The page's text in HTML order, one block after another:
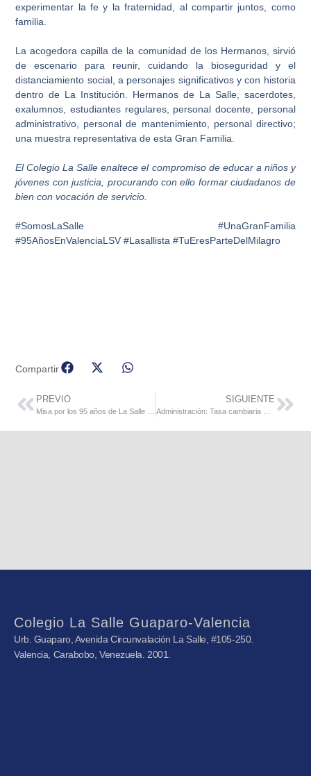
experimentar la fe y la fraternidad, al compartir juntos, como
familia.
La acogedora capilla de la comunidad de los Hermanos, sirvió
de escenario para reunir, cuidando la bioseguridad y el
distanciamiento social, a personajes significativos y con historia
dentro de La Institución. Hermanos de La Salle, sacerdotes,
exalumnos, estudiantes regulares, personal docente, personal
administrativo, personal de mantenimiento, personal directivo;
una muestra representativa de esta Gran Familia.
El Colegio La Salle enaltece el compromiso de educar a niños y
jóvenes con justicia, procurando con ello formar ciudadanos de
bien con vocación de servicio.
#SomosLaSalle #UnaGranFamilia
#95AñosEnValenciaLSV #Lasallista #TuEresParteDelMilagro
Compartir
PREVIO SIGUIENTE
Colegio La Salle Guaparo-Valencia
Urb. Guaparo, Avenida Circunvalación La Salle, #105-250.
Valencia, Carabobo, Venezuela. 2001.